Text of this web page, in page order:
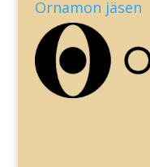
Ornamon jäsen